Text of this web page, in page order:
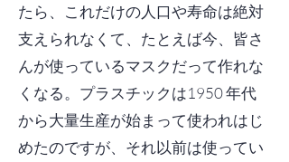
たら、これだけの人口や寿命は絶対
支えられなくて、たとえば今、皆さ
んが使っているマスクだって作れな
くなる。プラスチックは1950 年代
から大量生産が始まって使われはじ
めたのですが、それ以前は使ってい